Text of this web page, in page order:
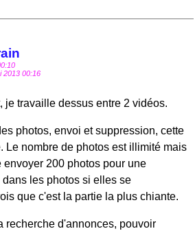
2013 00:16
je travaille dessus entre 2 vidéos.
photos, envoi et suppression, cette
Le nombre de photos est illimité mais
200 photos pour une
les photos si elles se
que c'est la partie la plus chiante.
recherche d'annonces, pouvoir